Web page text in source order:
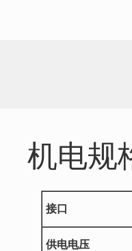
机电规
接口
供电电压